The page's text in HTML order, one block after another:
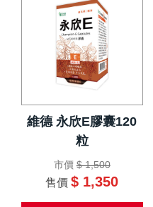
維德 永欣E膠囊120
粒
市價 $ 1,500
售價 $ 1,350